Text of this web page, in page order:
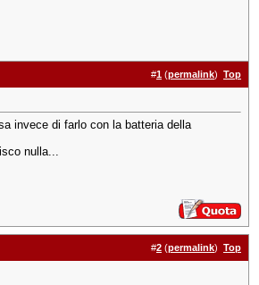
#1 (permalink) Top
invece di farlo con la batteria della
nulla...
#2 (permalink) Top